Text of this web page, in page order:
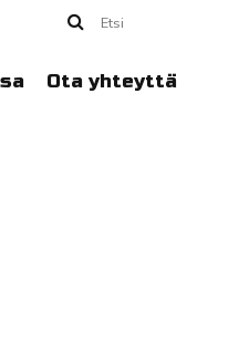
Etsi
Ota yhteyttä